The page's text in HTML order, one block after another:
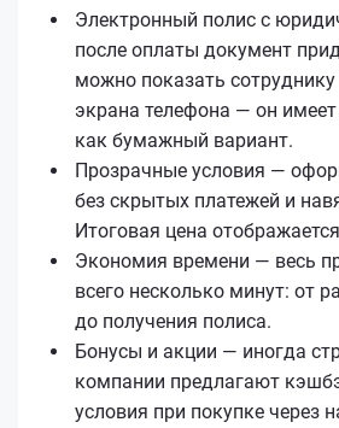
Электронный полис с
после оплаты документ
можно показать
экрана телефона — он
как бумажный вариант.
Прозрачные условия —
без скрытых платежей и
Итоговая цена
Экономия времени — весь
всего несколько минут: от
до получения полиса.
Бонусы и акции — иногда
компании предлагают
условия при покупке через